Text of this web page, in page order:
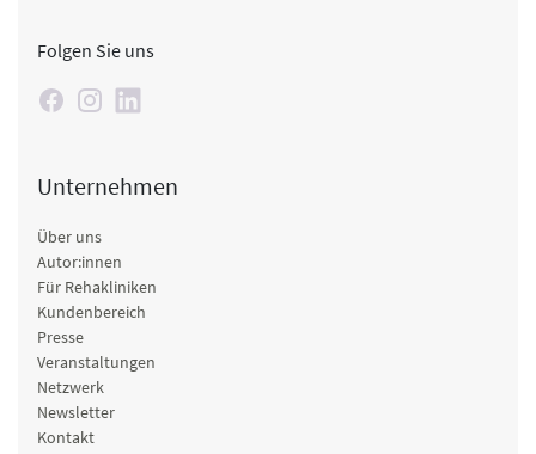
Folgen Sie uns
Unternehmen
Über uns
Autor:innen
Für Rehakliniken
Kundenbereich
Presse
Veranstaltungen
Netzwerk
Newsletter
Kontakt